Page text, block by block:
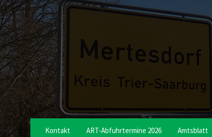
Skip
to
content
Skip
to
main
navigation
Skip
to
footer
Kontakt ART-Abfuhrtermine 2026 Amtsblatt